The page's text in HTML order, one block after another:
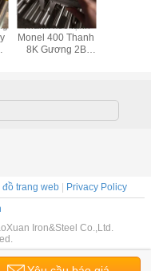
Thanh kéo lạnh
Monel 400 Thanh
8K Gương 2B
đồ trang web| Privacy Policy
Iron&Steel Co.,Ltd.